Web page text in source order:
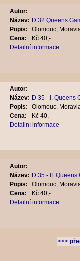
Autor:
Název: D 32 Queens
Popis:
Olomouc,
Cena:
Kč 40,-
Detailní informace
Autor:
Název: D 35 - I. Queens
Popis:
Olomouc,
Cena:
Kč 40,-
Detailní informace
Autor:
Název: D 35 - II. Queens
Popis:
Olomouc,
Cena:
Kč 40,-
Detailní informace
<<<